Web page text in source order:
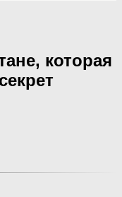
которая